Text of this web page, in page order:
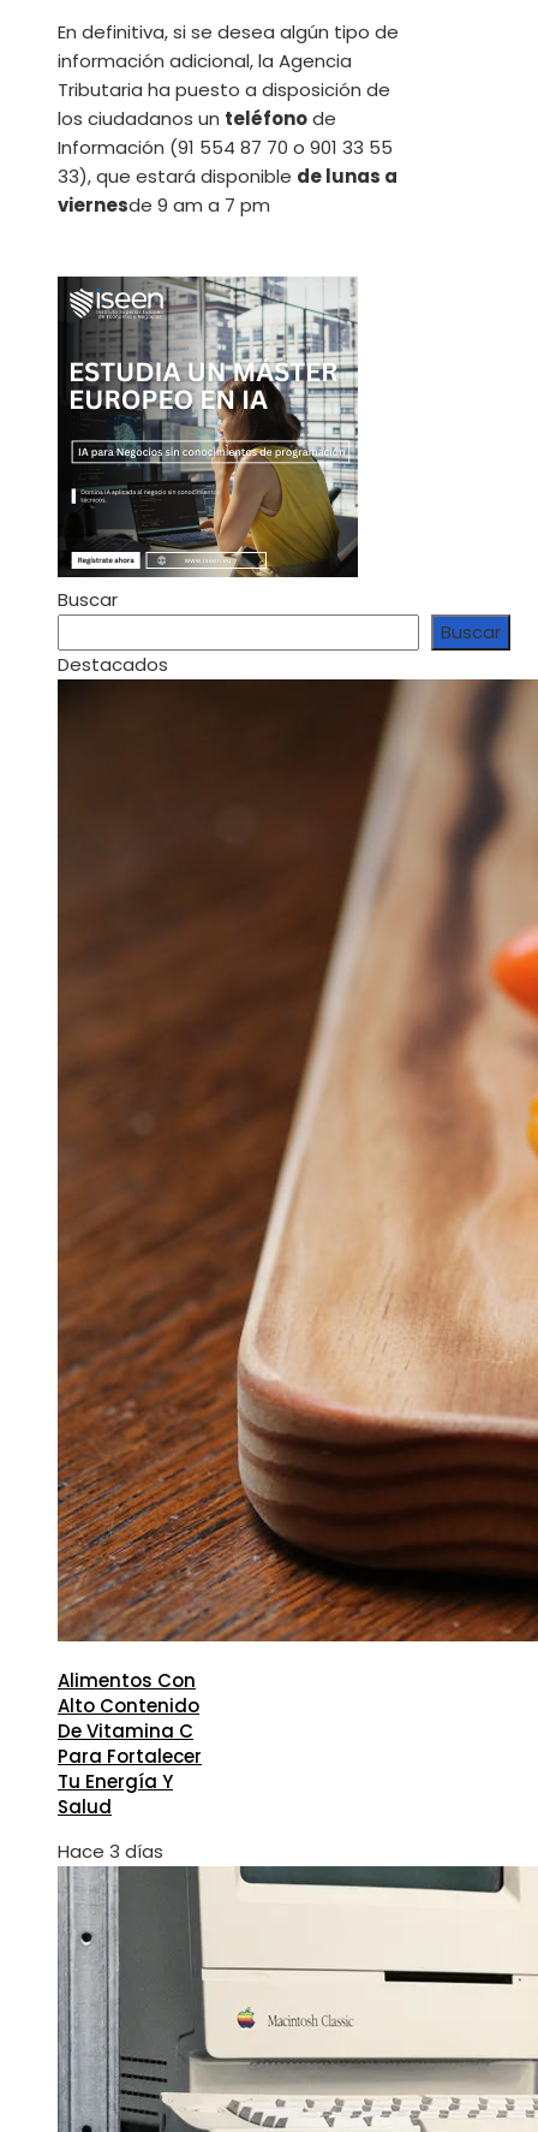
En definitiva, si se desea algún tipo de
información adicional, la Agencia
Tributaria ha puesto a disposición de
los ciudadanos un teléfonode
Información (91 554 87 70 o 901 33 55
33), que estará disponible de lunas a
viernesde 9 am a 7 pm
Buscar
Buscar
Destacados
Alimentos Con
Alto Contenido
De Vitamina C
Para Fortalecer
Tu Energía Y
Salud
Hace 3 días